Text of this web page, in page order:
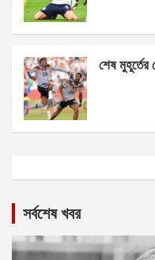
শেষ
সর্বশেষ খবর